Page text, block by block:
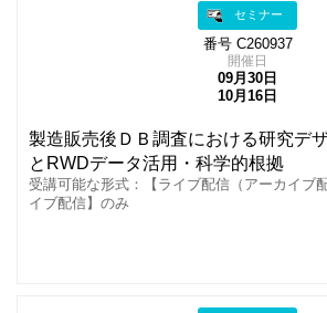
セミナー
番号 C260937
開催日
09月30日
10月16日
製造販売後ＤＢ調査における研究デ
とRWDデータ活用・科学的根拠
受講可能な形式：【ライブ配信（アーカイブ
イブ配信】のみ